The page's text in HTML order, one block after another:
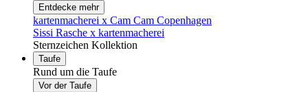
Entdecke mehr
kartenmacherei x Cam Cam Copenhagen
Sissi Rasche x kartenmacherei
Sternzeichen Kollektion
Taufe
Rund um die Taufe
Vor der Taufe